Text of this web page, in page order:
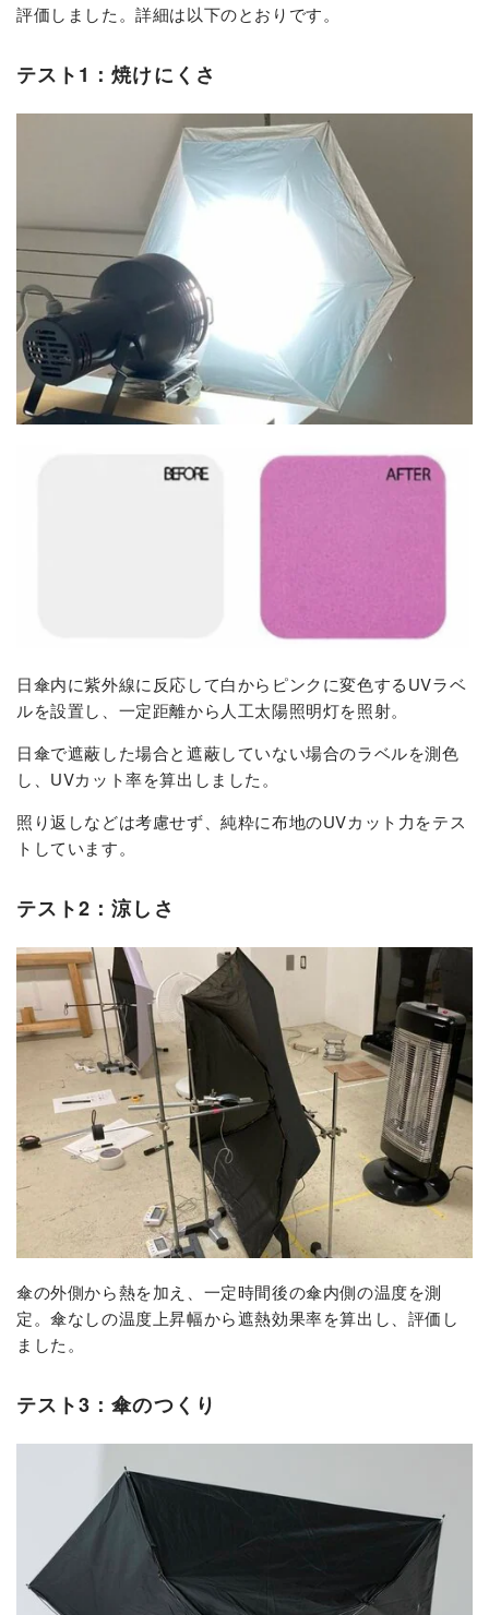
評価しました。詳細は以下のとおりです。
テスト1：焼けにくさ
日傘内に紫外線に反応して白からピンクに変色するUVラベ
ルを設置し、一定距離から人工太陽照明灯を照射。
日傘で遮蔽した場合と遮蔽していない場合のラベルを測色
し、UVカット率を算出しました。
照り返しなどは考慮せず、純粋に布地のUVカット力をテス
トしています。
テスト2：涼しさ
傘の外側から熱を加え、一定時間後の傘内側の温度を測
定。傘なしの温度上昇幅から遮熱効果率を算出し、評価し
ました。
テスト3：傘のつくり